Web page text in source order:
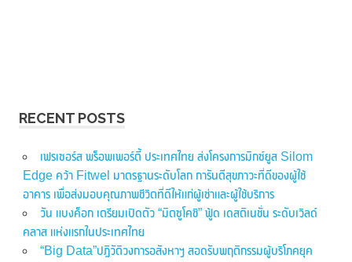
RECENT POSTS
เฟรเซอร์ส พร็อพเพอร์ตี้ ประเทศไทย ส่งโครงการมิกซ์ยูส Silom
Edge คว้า Fitwel มาตรฐานระดับโลก การันตีสุขภาวะที่ดีของผู้ใช้
อาคาร เพื่อส่งมอบคุณภาพชีวิตที่ดีให้แก่ผู้เช่าและผู้ใช้บริการ
วัน แบงค็อก เตรียมเปิดตัว “มิตซูโคชิ” ฟู้ด เดสติเนชั่น ระดับเวิลด์
คลาส แห่งแรกในประเทศไทย
“Big Data”ปฏิวัติวงการอสังหาฯ สอดรับพฤติกรรมผู้บริโภคยุค